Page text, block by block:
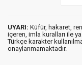
UYARI: Küfür, hakaret,
içeren, imla kuralları ile
Türkçe karakter
onaylanmamaktadır.